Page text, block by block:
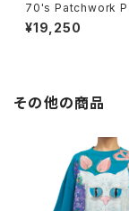
70's Patchwork
ron Dress
¥19,250
その他の商品